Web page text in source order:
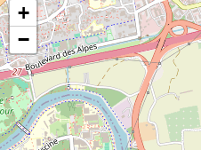
+
−